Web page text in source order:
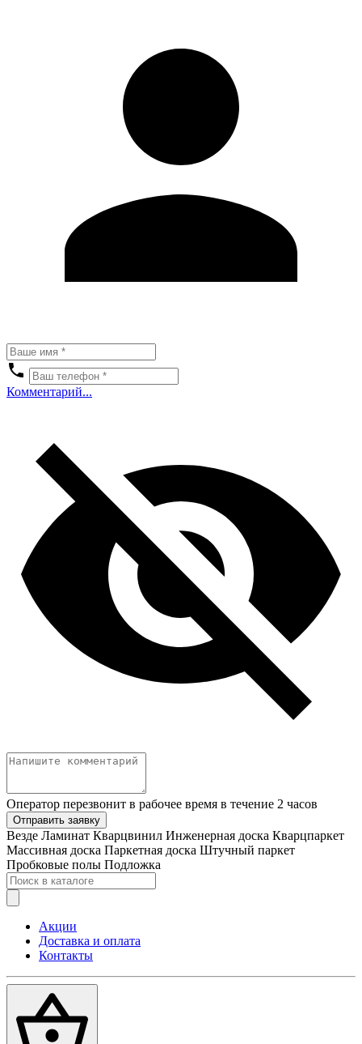
Комментарий...
Оператор перезвонит в рабочее время в течение 2 часов
Отправить заявку
Везде Ламинат Кварцвинил Инженерная доска Кварцпаркет
Массивная доска Паркетная доска Штучный паркет
Пробковые полы Подложка
Акции
Доставка и оплата
Контакты